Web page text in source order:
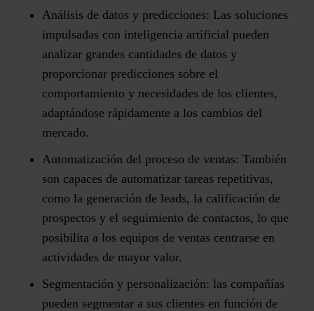
Análisis de datos y predicciones: Las soluciones
impulsadas con inteligencia artificial pueden
analizar grandes cantidades de datos y
proporcionar predicciones sobre el
comportamiento y necesidades de los clientes,
adaptándose rápidamente a los cambios del
mercado.
Automatización del proceso de ventas: También
son capaces de automatizar tareas repetitivas,
como la generación de leads, la calificación de
prospectos y el seguimiento de contactos, lo que
posibilita a los equipos de ventas centrarse en
actividades de mayor valor.
Segmentación y personalización: las compañías
pueden segmentar a sus clientes en función de